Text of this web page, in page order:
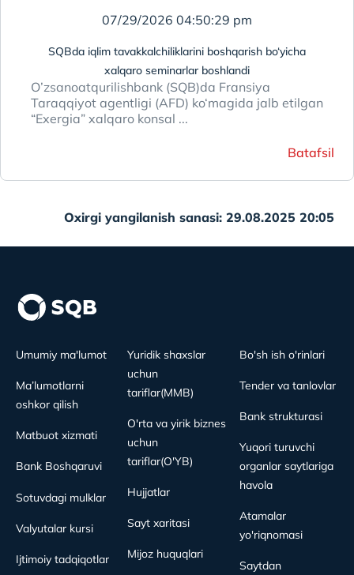
07/29/2026 04:50:29 pm
SQBda iqlim tavakkalchiliklarini boshqarish bo‘yicha
xalqaro seminarlar boshlandi
O’zsanoatqurilishbank (SQB)da Fransiya
Taraqqiyot аgentligi (AFD) ko‘magida jalb etilgan
“Exergia” xalqaro konsal ...
Batafsil
Oxirgi yangilanish sanasi: 29.08.2025 20:05
Umumiy ma'lumot
Ma’lumotlarni
oshkor qilish
Matbuot xizmati
Bank Boshqaruvi
Sotuvdagi mulklar
Valyutalar kursi
Ijtimoiy tadqiqotlar
Yuridik shaxslar
uchun
tariflar(MMB)
O'rta va yirik biznes
uchun
tariflar(O'YB)
Hujjatlar
Sayt xaritasi
Mijoz huquqlari
Bo'sh ish o'rinlari
Tender va tanlovlar
Bank strukturasi
Yuqori turuvchi
organlar saytlariga
havola
Atamalar
yo'riqnomasi
Saytdan